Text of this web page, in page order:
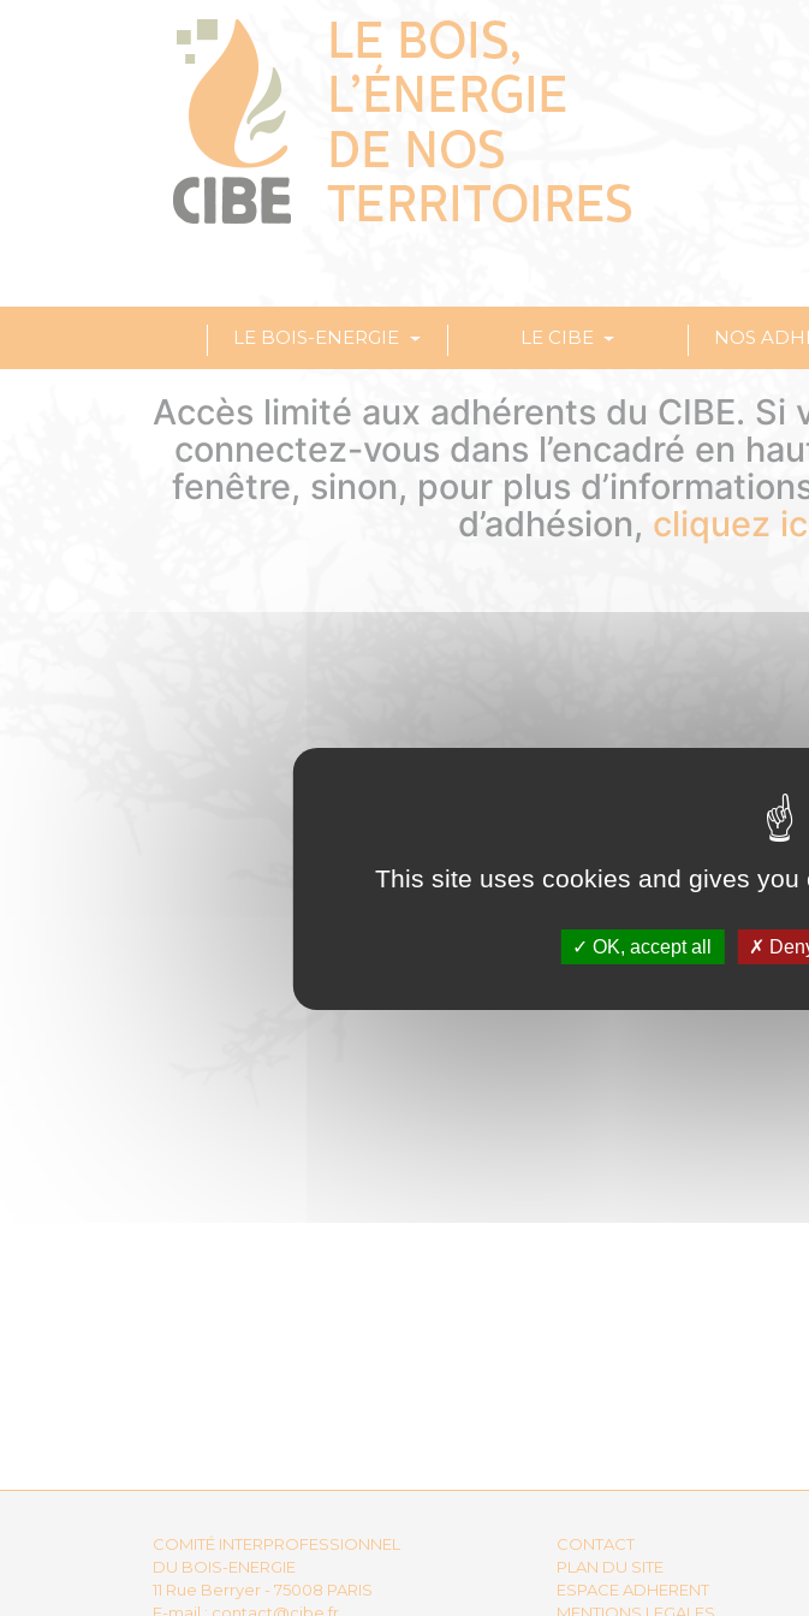
LE BOIS-ENERGIE LE CIBE NOS
Accès limité aux adhérents du CIBE. Si
connectez-vous dans l’encadré en
fenêtre, sinon, pour plus
d’adhésion, cliquez
COMITÉ INTERPROFESSIONNEL
DU BOIS-ENERGIE
11 Rue Berryer - 75008 PARIS
CONTACT
PLAN DU SITE
ESPACE ADHERENT
This site uses cookies and gives
OK, accept all